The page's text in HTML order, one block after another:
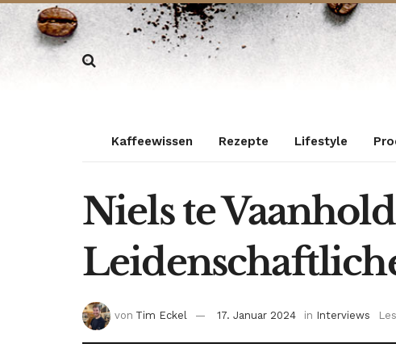
Kaffeewissen Rezepte Lifestyle
Niels te
von Tim Eckel 17. Januar 2024 in Interviews